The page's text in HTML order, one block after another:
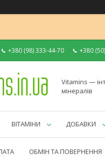
+380 (98) 333-44-70 +380
Vitamins —
мінералів
ВІТАМІНИ ДОБАВКИ
ОБМІН ТА ПОВЕРНЕННЯ